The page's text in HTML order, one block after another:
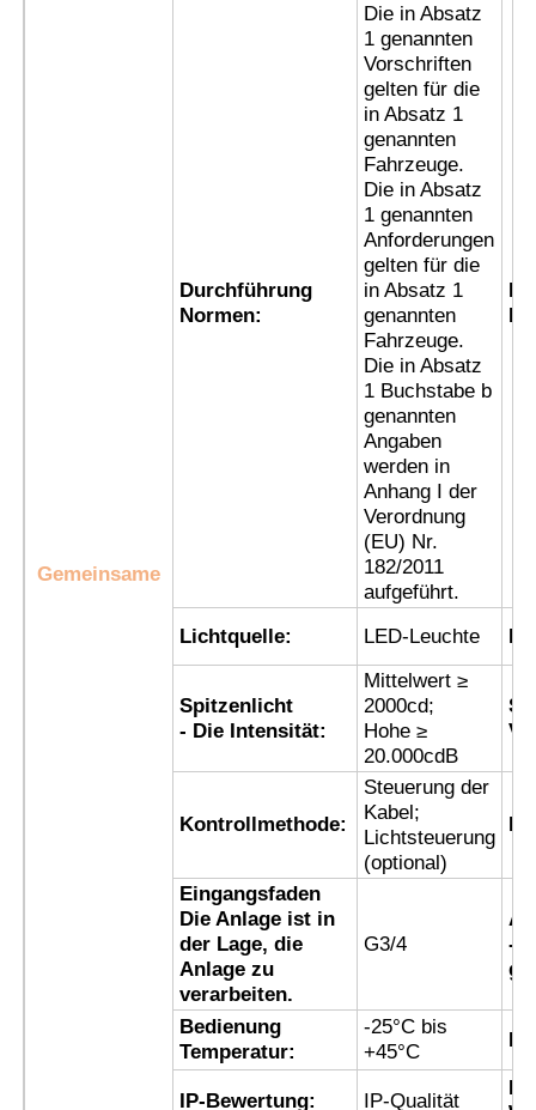
explosionsgeschützter Ventilator
Explosionsgeschützte Box
Explosionsgeschützter Schalter
explosionssicherer Stecker und Sockel
Gemeinsame
Durchführung
Normen:
Die in Absatz
1 genannten
Vorschriften
gelten für die
in Absatz 1
genannten
Fahrzeuge.
Die in Absatz
1 genannten
Anforderungen
gelten für die
in Absatz 1
genannten
Fahrzeuge.
Die in Absatz
1 Buchstabe b
genannten
Angaben
werden in
Anhang I der
Verordnung
(EU) Nr.
182/2011
aufgeführt.
Lichtquelle: LED-Leuchte
Spitzenlicht
- Die Intensität:
Mittelwert ≥
2000cd;
Hohe ≥
20.000cdB
Kontrollmethode:
Steuerung der
Kabel;
Lichtsteuerung
(optional)
Eingangsfaden
Die Anlage ist in
der Lage, die
Anlage zu
verarbeiten.
G3/4
-
Bedienung
Temperatur:
-25°C bis
+45°C
IP-Bewertung: IP-Qualität